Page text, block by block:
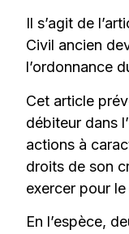
Il s’agit de
Civil ancien
l’ordonnance
Cet article
débiteur dans
actions à
droits de son
exercer pour
En l’espèce,